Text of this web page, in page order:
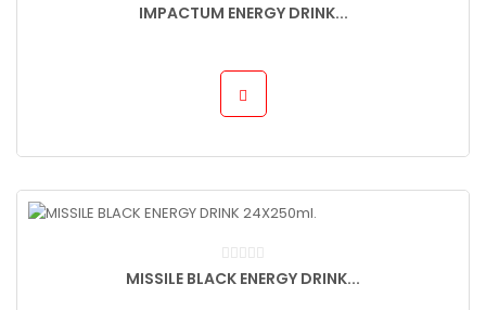
IMPACTUM ENERGY DRINK...
MISSILE BLACK ENERGY DRINK...